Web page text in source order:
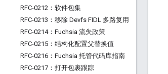
RFC-0212：软件包集
RFC-0213：移除 Devfs FIDL 多路复用
RFC-0214：Fuchsia 流失政策
RFC-0215：结构化配置父替换值
RFC-0216：Fuchsia 托管代码库指南
RFC-0217：打开包裹跟踪